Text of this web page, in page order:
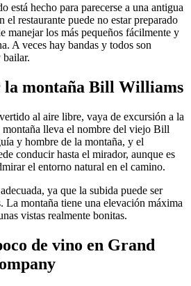
está hecho para parecerse a una antigua
el restaurante puede no estar preparado
manejar los más pequeños fácilmente y
A veces hay bandas y todos son
bailar.
la montaña Bill Williams
al aire libre, vaya de excursión a la
lleva el nombre del viejo Bill
y hombre de la montaña, y el
conducir hasta el mirador, aunque es
el entorno natural en el camino.
ya que la subida puede ser
La montaña tiene una elevación máxima
vistas realmente bonitas.
de vino en Grand